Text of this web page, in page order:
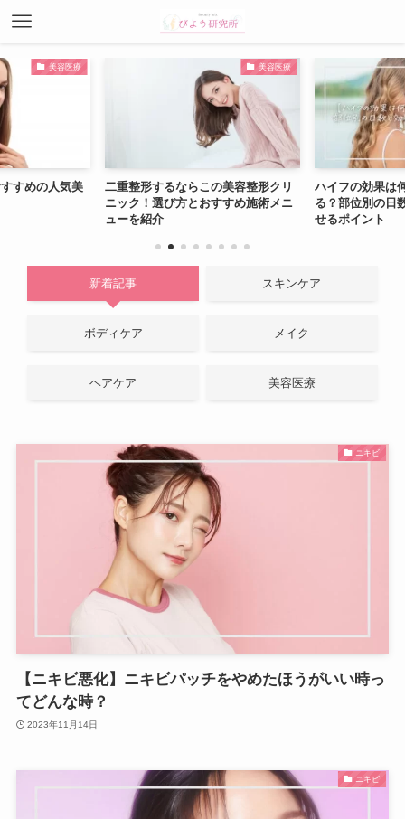
美容医療
すめの人気美
美容医療
二重整形するならこの美容整形クリ
ニック！選び方とおすすめ施術メニ
ューを紹介
ハイフの効果は
る？部位別の日
せるポイント
新着記事 スキンケア
ボディケア メイク
ヘアケア 美容医療
ニキビ
【ニキビ悪化】ニキビパッチをやめたほうがいい時っ
てどんな時？
2023年11月14日
ニキビ